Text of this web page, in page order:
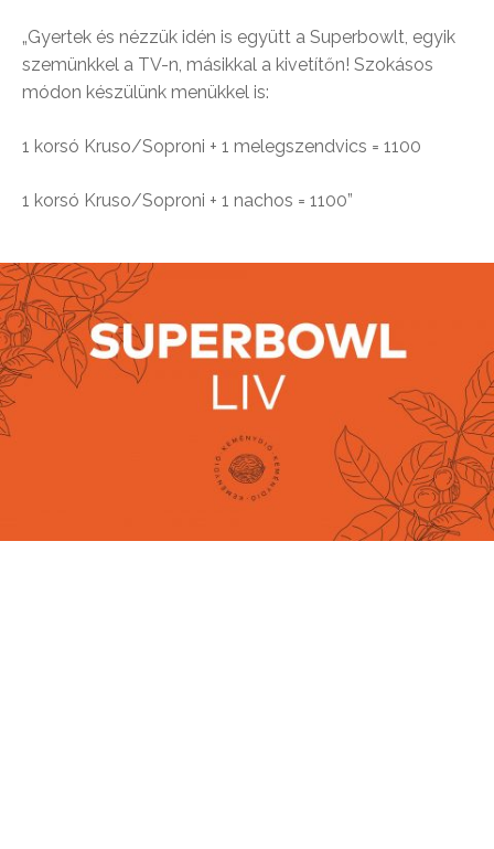
„Gyertek és nézzük idén is együtt a Superbowlt, egyik
szemünkkel a TV-n, másikkal a kivetítőn! Szokásos
módon készülünk menükkel is:
1 korsó Kruso/Soproni + 1 melegszendvics = 1100
1 korsó Kruso/Soproni + 1 nachos = 1100”